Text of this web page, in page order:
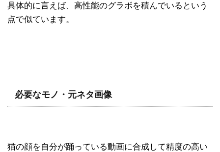
具体的に言えば、高性能のグラボを積んでいるという
点で似ています。
必要なモノ・元ネタ画像
猫の顔を自分が踊っている動画に合成して精度の高い